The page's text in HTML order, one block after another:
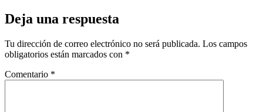
Deja una respuesta
Tu dirección de correo electrónico no será publicada. Los campos
obligatorios están marcados con *
Comentario *